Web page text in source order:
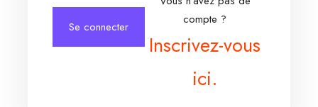
Se connecter
compte ?
Inscrivez-vous
ici.